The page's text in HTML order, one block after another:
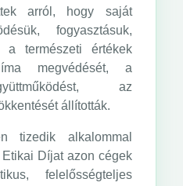
arról, hogy saját
fogyasztásuk,
a természeti értékek
megvédését, a
az
állították.
tizedik alkalommal
Díjat azon cégek
felelősségteljes